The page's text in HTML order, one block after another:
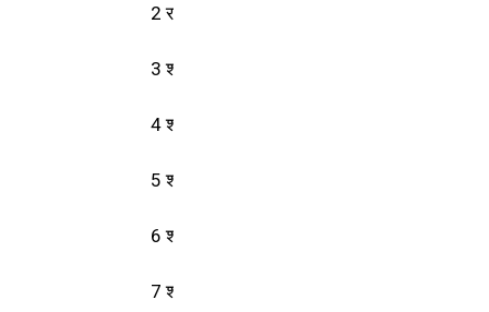
2 राम जयसिंह (कांग्रेस)
3 श्रीमती संगीता साहू (भाजपा)
4 श्रीमती सविता कंवर (भाजपा)
5 श्रीमती ज्योति तिवारी (भाजपा)
6 श्रीमती सुनीता जायसवाल (भाजपा)
7 शांति देवी राजपूत (निर्दलीय)